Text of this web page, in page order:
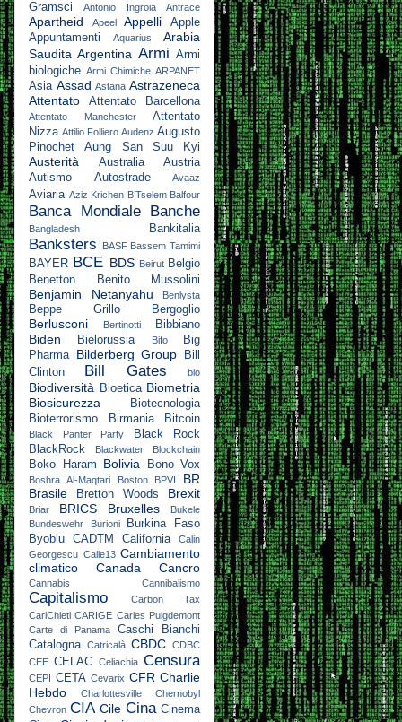
Gramsci
Antonio Ingroia Antrace
Apartheid Apeel Appelli
Apple
Appuntamenti
Aquarius
Arabia
Saudita Argentina Armi Armi
biologiche Armi Chimiche ARPANET
Asia Assad Astana Astrazeneca
Attentato
Attentato Barcellona
Attentato Manchester
Attentato
Nizza Attilio Folliero Audenz Augusto
Pinochet
Aung San Suu Kyi
Austerità Australia
Austria
Autismo
Autostrade Avaaz
Aviaria Aziz Krichen B’Tselem Balfour
Banca Mondiale Banche
Bangladesh Bankitalia
Banksters BASF Bassem Tamimi
BAYER BCE BDS Beirut Belgio
Benetton
Benito Mussolini
Benjamin Netanyahu Benlysta
Beppe Grillo Bergoglio
Berlusconi Bertinotti Bibbiano
Biden Bielorussia Bifo
Big
Pharma
Bilderberg Group
Bill
Clinton
Bill Gates bio
Biodiversità Bioetica Biometria
Biosicurezza
Biotecnologia
Bioterrorismo
Birmania Bitcoin
Black Panter Party
Black Rock
BlackRock
Blackwater Blockchain
Boko Haram Bolivia Bono Vox
Boshra Al-Maqtari Boston BPVI
BR
Brasile
Bretton Woods Brexit
Briar BRICS Bruxelles
Bukele
Bundeswehr
Burioni
Burkina Faso
Byoblu
CADTM California
Calin
Georgescu Calle13 Cambiamento
climatico
Canada Cancro
Cannabis Cannibalismo
Capitalismo
Carbon Tax
CariChieti CARIGE Carles Puigdemont
Carte di Panama
Caschi Bianchi
Catalogna Catricalà CBDC CDBC
CEE CELAC Celiachia Censura
CEPI CETA Cevarix CFR Charlie
Hebdo
Charlottesville
Chernobyl
Chevron CIA Cile Cina Cinema